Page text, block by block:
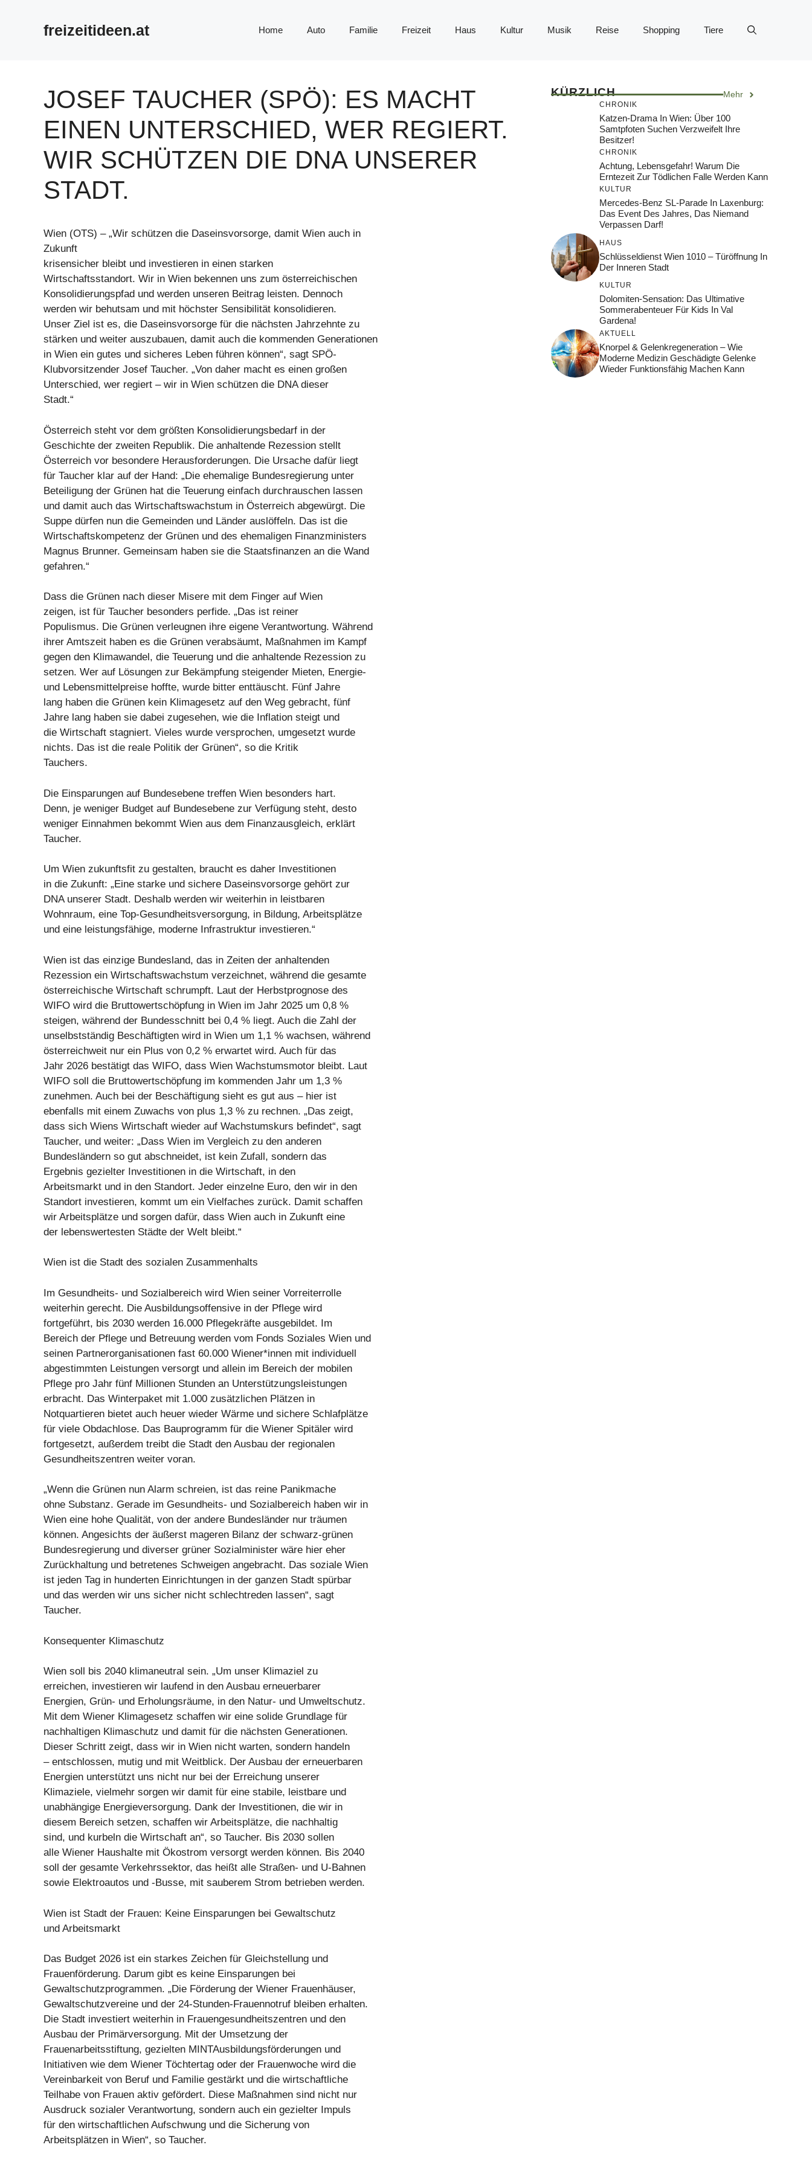
freizeitideen.at Home Auto Familie Freizeit Haus Kultur Musik Reise Shopping Tiere
JOSEF TAUCHER (SPÖ): ES MACHT
EINEN UNTERSCHIED, WER REGIERT.
WIR SCHÜTZEN DIE DNA UNSERER
STADT.
Wien (OTS) – „Wir schützen die Daseinsvorsorge, damit Wien auch in
Zukunft
krisensicher bleibt und investieren in einen starken
Wirtschaftsstandort. Wir in Wien bekennen uns zum österreichischen
Konsolidierungspfad und werden unseren Beitrag leisten. Dennoch
werden wir behutsam und mit höchster Sensibilität konsolidieren.
Unser Ziel ist es, die Daseinsvorsorge für die nächsten Jahrzehnte zu
stärken und weiter auszubauen, damit auch die kommenden Generationen
in Wien ein gutes und sicheres Leben führen können“, sagt SPÖ-
Klubvorsitzender Josef Taucher. „Von daher macht es einen großen
Unterschied, wer regiert – wir in Wien schützen die DNA dieser
Stadt.“
Österreich steht vor dem größten Konsolidierungsbedarf in der
Geschichte der zweiten Republik. Die anhaltende Rezession stellt
Österreich vor besondere Herausforderungen. Die Ursache dafür liegt
für Taucher klar auf der Hand: „Die ehemalige Bundesregierung unter
Beteiligung der Grünen hat die Teuerung einfach durchrauschen lassen
und damit auch das Wirtschaftswachstum in Österreich abgewürgt. Die
Suppe dürfen nun die Gemeinden und Länder auslöffeln. Das ist die
Wirtschaftskompetenz der Grünen und des ehemaligen Finanzministers
Magnus Brunner. Gemeinsam haben sie die Staatsfinanzen an die Wand
gefahren.“
Dass die Grünen nach dieser Misere mit dem Finger auf Wien
zeigen, ist für Taucher besonders perfide. „Das ist reiner
Populismus. Die Grünen verleugnen ihre eigene Verantwortung. Während
ihrer Amtszeit haben es die Grünen verabsäumt, Maßnahmen im Kampf
gegen den Klimawandel, die Teuerung und die anhaltende Rezession zu
setzen. Wer auf Lösungen zur Bekämpfung steigender Mieten, Energie-
und Lebensmittelpreise hoffte, wurde bitter enttäuscht. Fünf Jahre
lang haben die Grünen kein Klimagesetz auf den Weg gebracht, fünf
Jahre lang haben sie dabei zugesehen, wie die Inflation steigt und
die Wirtschaft stagniert. Vieles wurde versprochen, umgesetzt wurde
nichts. Das ist die reale Politik der Grünen“, so die Kritik
Tauchers.
Die Einsparungen auf Bundesebene treffen Wien besonders hart.
Denn, je weniger Budget auf Bundesebene zur Verfügung steht, desto
weniger Einnahmen bekommt Wien aus dem Finanzausgleich, erklärt
Taucher.
Um Wien zukunftsfit zu gestalten, braucht es daher Investitionen
in die Zukunft: „Eine starke und sichere Daseinsvorsorge gehört zur
DNA unserer Stadt. Deshalb werden wir weiterhin in leistbaren
Wohnraum, eine Top-Gesundheitsversorgung, in Bildung, Arbeitsplätze
und eine leistungsfähige, moderne Infrastruktur investieren.“
Wien ist das einzige Bundesland, das in Zeiten der anhaltenden
Rezession ein Wirtschaftswachstum verzeichnet, während die gesamte
österreichische Wirtschaft schrumpft. Laut der Herbstprognose des
WIFO wird die Bruttowertschöpfung in Wien im Jahr 2025 um 0,8 %
steigen, während der Bundesschnitt bei 0,4 % liegt. Auch die Zahl der
unselbstständig Beschäftigten wird in Wien um 1,1 % wachsen, während
österreichweit nur ein Plus von 0,2 % erwartet wird. Auch für das
Jahr 2026 bestätigt das WIFO, dass Wien Wachstumsmotor bleibt. Laut
WIFO soll die Bruttowertschöpfung im kommenden Jahr um 1,3 %
zunehmen. Auch bei der Beschäftigung sieht es gut aus – hier ist
ebenfalls mit einem Zuwachs von plus 1,3 % zu rechnen. „Das zeigt,
dass sich Wiens Wirtschaft wieder auf Wachstumskurs befindet“, sagt
Taucher, und weiter: „Dass Wien im Vergleich zu den anderen
Bundesländern so gut abschneidet, ist kein Zufall, sondern das
Ergebnis gezielter Investitionen in die Wirtschaft, in den
Arbeitsmarkt und in den Standort. Jeder einzelne Euro, den wir in den
Standort investieren, kommt um ein Vielfaches zurück. Damit schaffen
wir Arbeitsplätze und sorgen dafür, dass Wien auch in Zukunft eine
der lebenswertesten Städte der Welt bleibt.“
Wien ist die Stadt des sozialen Zusammenhalts
Im Gesundheits- und Sozialbereich wird Wien seiner Vorreiterrolle
weiterhin gerecht. Die Ausbildungsoffensive in der Pflege wird
fortgeführt, bis 2030 werden 16.000 Pflegekräfte ausgebildet. Im
Bereich der Pflege und Betreuung werden vom Fonds Soziales Wien und
seinen Partnerorganisationen fast 60.000 Wiener*innen mit individuell
abgestimmten Leistungen versorgt und allein im Bereich der mobilen
Pflege pro Jahr fünf Millionen Stunden an Unterstützungsleistungen
erbracht. Das Winterpaket mit 1.000 zusätzlichen Plätzen in
Notquartieren bietet auch heuer wieder Wärme und sichere Schlafplätze
für viele Obdachlose. Das Bauprogramm für die Wiener Spitäler wird
fortgesetzt, außerdem treibt die Stadt den Ausbau der regionalen
Gesundheitszentren weiter voran.
„Wenn die Grünen nun Alarm schreien, ist das reine Panikmache
ohne Substanz. Gerade im Gesundheits- und Sozialbereich haben wir in
Wien eine hohe Qualität, von der andere Bundesländer nur träumen
können. Angesichts der äußerst mageren Bilanz der schwarz-grünen
Bundesregierung und diverser grüner Sozialminister wäre hier eher
Zurückhaltung und betretenes Schweigen angebracht. Das soziale Wien
ist jeden Tag in hunderten Einrichtungen in der ganzen Stadt spürbar
und das werden wir uns sicher nicht schlechtreden lassen“, sagt
Taucher.
Konsequenter Klimaschutz
Wien soll bis 2040 klimaneutral sein. „Um unser Klimaziel zu
erreichen, investieren wir laufend in den Ausbau erneuerbarer
Energien, Grün- und Erholungsräume, in den Natur- und Umweltschutz.
Mit dem Wiener Klimagesetz schaffen wir eine solide Grundlage für
nachhaltigen Klimaschutz und damit für die nächsten Generationen.
Dieser Schritt zeigt, dass wir in Wien nicht warten, sondern handeln
– entschlossen, mutig und mit Weitblick. Der Ausbau der erneuerbaren
Energien unterstützt uns nicht nur bei der Erreichung unserer
Klimaziele, vielmehr sorgen wir damit für eine stabile, leistbare und
unabhängige Energieversorgung. Dank der Investitionen, die wir in
diesem Bereich setzen, schaffen wir Arbeitsplätze, die nachhaltig
sind, und kurbeln die Wirtschaft an“, so Taucher. Bis 2030 sollen
alle Wiener Haushalte mit Ökostrom versorgt werden können. Bis 2040
soll der gesamte Verkehrssektor, das heißt alle Straßen- und U-Bahnen
sowie Elektroautos und -Busse, mit sauberem Strom betrieben werden.
Wien ist Stadt der Frauen: Keine Einsparungen bei Gewaltschutz
und Arbeitsmarkt
Das Budget 2026 ist ein starkes Zeichen für Gleichstellung und
Frauenförderung. Darum gibt es keine Einsparungen bei
Gewaltschutzprogrammen. „Die Förderung der Wiener Frauenhäuser,
Gewaltschutzvereine und der 24-Stunden-Frauennotruf bleiben erhalten.
Die Stadt investiert weiterhin in Frauengesundheitszentren und den
Ausbau der Primärversorgung. Mit der Umsetzung der
Frauenarbeitsstiftung, gezielten MINTAusbildungsförderungen und
Initiativen wie dem Wiener Töchtertag oder der Frauenwoche wird die
Vereinbarkeit von Beruf und Familie gestärkt und die wirtschaftliche
Teilhabe von Frauen aktiv gefördert. Diese Maßnahmen sind nicht nur
Ausdruck sozialer Verantwortung, sondern auch ein gezielter Impuls
für den wirtschaftlichen Aufschwung und die Sicherung von
Arbeitsplätzen in Wien“, so Taucher.
KÜRZLICH Mehr
CHRONIK
Katzen-Drama In Wien: Über 100
Samtpfoten Suchen Verzweifelt Ihre
Besitzer!
CHRONIK
Achtung, Lebensgefahr! Warum Die
Erntezeit Zur Tödlichen Falle Werden Kann
KULTUR
Mercedes-Benz SL-Parade In Laxenburg:
Das Event Des Jahres, Das Niemand
Verpassen Darf!
HAUS
Schlüsseldienst Wien 1010 – Türöffnung In
Der Inneren Stadt
KULTUR
Dolomiten-Sensation: Das Ultimative
Sommerabenteuer Für Kids In Val
Gardena!
AKTUELL
Knorpel & Gelenkregeneration – Wie
Moderne Medizin Geschädigte Gelenke
Wieder Funktionsfähig Machen Kann